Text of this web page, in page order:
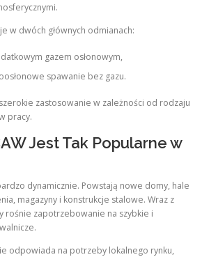
w dwóch głównych odmianach:
gazem osłonowym,
spawanie bez gazu.
zastosowanie w zależności od rodzaju
pracy.
Jest Tak Popularne w
dynamicznie. Powstają nowe domy, hale
magazyny i konstrukcje stalowe. Wraz z
rośnie zapotrzebowanie na szybkie i
odpowiada na potrzeby lokalnego rynku,